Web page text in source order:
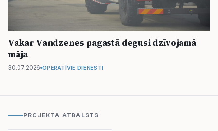
Vakar Vandzenes pagastā degusi dzīvojamā
māja
30.07.2026 OPERATĪVIE DIENESTI
PROJEKTA ATBALSTS